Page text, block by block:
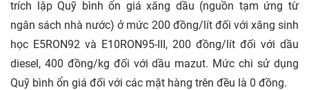
trích lập Quỹ bình ổn giá xăng dầu (nguồn tạm ứng từ
ngân sách nhà nước) ở mức 200 đồng/lít đối với xăng sinh
học E5RON92 và E10RON95-III, 200 đồng/lít đối với dầu
diesel, 400 đồng/kg đối với dầu mazut. Mức chi sử dụng
Quỹ bình ổn giá đối với các mặt hàng trên đều là 0 đồng.